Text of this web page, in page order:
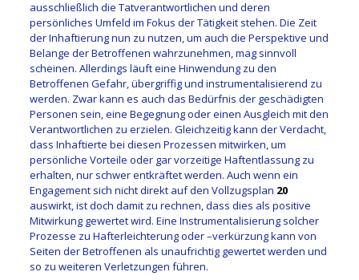
ausschließlich die Tatverantwortlichen und deren
persönliches Umfeld im Fokus der Tätigkeit stehen. Die Zeit
der Inhaftierung nun zu nutzen, um auch die Perspektive und
Belange der Betroffenen wahrzunehmen, mag sinnvoll
scheinen. Allerdings läuft eine Hinwendung zu den
Betroffenen Gefahr, übergriffig und instrumentalisierend zu
werden. Zwar kann es auch das Bedürfnis der geschädigten
Personen sein, eine Begegnung oder einen Ausgleich mit den
Verantwortlichen zu erzielen. Gleichzeitig kann der Verdacht,
dass Inhaftierte bei diesen Prozessen mitwirken, um
persönliche Vorteile oder gar vorzeitige Haftentlassung zu
erhalten, nur schwer entkräftet werden. Auch wenn ein
Engagement sich nicht direkt auf den Vollzugsplan 20
auswirkt, ist doch damit zu rechnen, dass dies als positive
Mitwirkung gewertet wird. Eine Instrumentalisierung solcher
Prozesse zu Hafterleichterung oder –verkürzung kann von
Seiten der Betroffenen als unaufrichtig gewertet werden und
so zu weiteren Verletzungen führen.